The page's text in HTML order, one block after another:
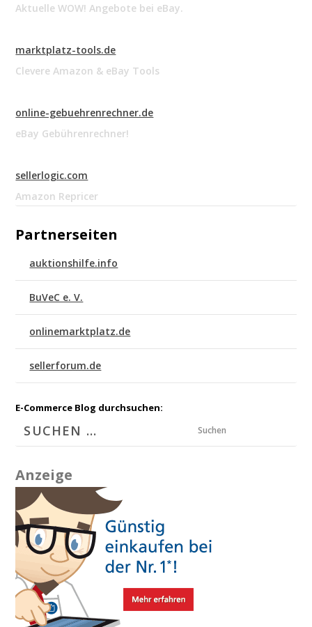
Aktuelle WOW! Angebote bei eBay.
marktplatz-tools.de
Clevere Amazon & eBay Tools
online-gebuehrenrechner.de
eBay Gebührenrechner!
sellerlogic.com
Amazon Repricer
Partnerseiten
auktionshilfe.info
BuVeC e. V.
onlinemarktplatz.de
sellerforum.de
E-Commerce Blog durchsuchen:
Suchen
Anzeige